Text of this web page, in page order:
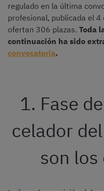
regulado en la última
profesional, publicada el
ofertan 306 plazas. Toda
continuación ha sido
convocatoria.
1. Fase
celador
son los